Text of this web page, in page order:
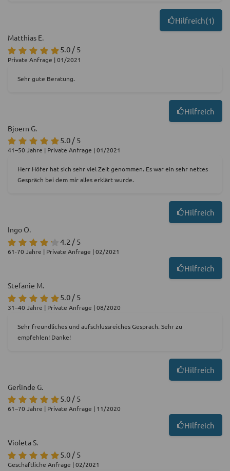
Hilfreich(1)
Matthias E.
5.0 / 5
Private Anfrage | 01/2021
Sehr gute Beratung.
Hilfreich
Bjoern G.
5.0 / 5
41–50 Jahre | Private Anfrage | 01/2021
Herr Höfer hat sich sehr viel Zeit genommen. Es war ein sehr nettes
Gespräch bei dem mir alles erklärt wurde.
Hilfreich
Ingo O.
4.2 / 5
61-70 Jahre | Private Anfrage | 02/2021
Hilfreich
Stefanie M.
5.0 / 5
31–40 Jahre | Private Anfrage | 08/2020
Sehr freundliches und aufschlussreiches Gespräch. Sehr zu
empfehlen! Danke!
Hilfreich
Gerlinde G.
5.0 / 5
61–70 Jahre | Private Anfrage | 11/2020
Hilfreich
Violeta S.
5.0 / 5
Geschäftliche Anfrage | 02/2021